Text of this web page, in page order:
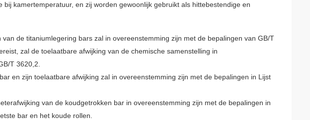
kamertemperatuur, en zij worden gewoonlijk gebruikt als hittebestendige en
de titaniumlegering bars zal in overeenstemming zijn met de bepalingen van GB/T
zal de toelaatbare afwijking van de chemische samenstelling in
T 3620,2.
en zijn toelaatbare afwijking zal in overeenstemming zijn met de bepalingen in Lijst
van de koudgetrokken bar in overeenstemming zijn met de bepalingen in
bar en het koude rollen.